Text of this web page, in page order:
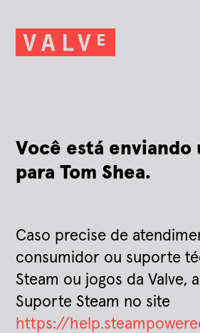
Você está enviando
para Tom Shea.
Caso precise de
consumidor ou suporte
Steam ou jogos da Valve,
Suporte Steam no site
https://